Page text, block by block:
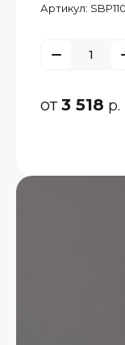
Артикул:
от3 518 р.